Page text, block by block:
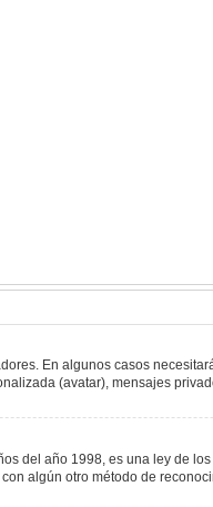
En algunos casos
(avatar), mensajes
del año 1998, es una ley de
algún otro método de